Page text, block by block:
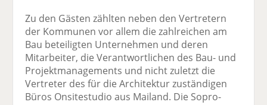
Zu den Gästen zählten neben den Vertretern
der Kommunen vor allem die zahlreichen am
Bau beteiligten Unternehmen und deren
Mitarbeiter, die Verantwortlichen des Bau- und
Projektmanagements und nicht zuletzt die
Vertreter des für die Architektur zuständigen
Büros Onsitestudio aus Mailand. Die Sopro-